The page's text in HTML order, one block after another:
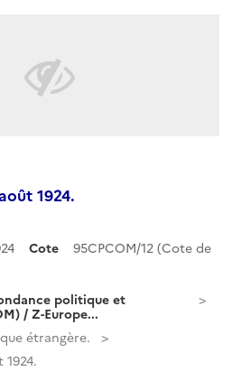
1924.
Cote
95CPCOM/12 (Cote de
politique et
/ Z-Europe...
étrangère.
1924.